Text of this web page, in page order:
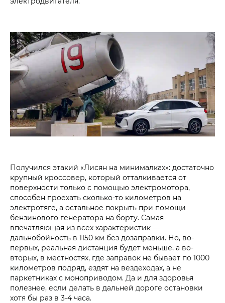
Получился этакий «Лисян на минималках»: достаточно
крупный кроссовер, который отталкивается от
поверхности только с помощью электромотора,
способен проехать сколько-то километров на
электротяге, а остальное покрыть при помощи
бензинового генератора на борту. Самая
впечатляющая из всех характеристик —
дальнобойность в 1150 км без дозаправки. Но, во-
первых, реальная дистанция будет меньше, а во-
вторых, в местностях, где заправок не бывает по 1000
километров подряд, ездят на вездеходах, а не
паркетниках с моноприводом. Да и для здоровья
полезнее, если делать в дальней дороге остановки
хотя бы раз в 3-4 часа.